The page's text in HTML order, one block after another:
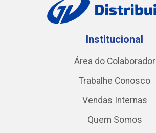
Institucional
Área do Colaborador
Trabalhe Conosco
Vendas Internas
Quem Somos